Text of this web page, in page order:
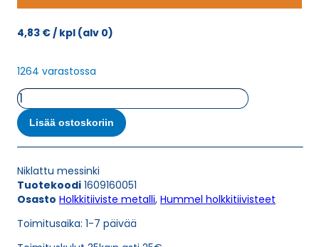
4,83 €/ kpl (alv 0)
1264 varastossa
HSK-
M
M16X1,5
HOLKKITIIVISTE
määrä
Lisää ostoskoriin
Niklattu messinki
Tuotekoodi 1609160051
Osasto Holkkitiiviste metalli, Hummel holkkitiivisteet
Toimitusaika: 1-7 päivää